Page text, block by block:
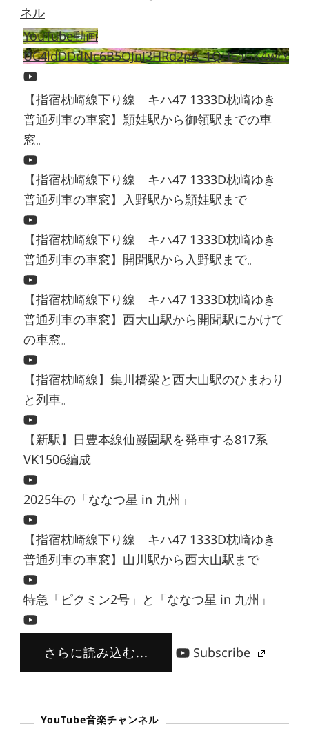
YouTube動画
UC4ldDDdNc6B5OJnJ3HRd2pA_1QHEaGK4wrY
【指宿枕崎線下り線 キハ47 1333D枕崎ゆき
普通列車の車窓】頴娃駅から御領駅までの車
窓。
【指宿枕崎線下り線 キハ47 1333D枕崎ゆき
普通列車の車窓】入野駅から頴娃駅まで
【指宿枕崎線下り線 キハ47 1333D枕崎ゆき
普通列車の車窓】開聞駅から入野駅まで。
【指宿枕崎線下り線 キハ47 1333D枕崎ゆき
普通列車の車窓】西大山駅から開聞駅にかけて
の車窓。
【指宿枕崎線】集川橋梁と西大山駅のひまわり
と列車。
【新駅】日豊本線仙巌園駅を発車する817系
VK1506編成
2025年の「ななつ星 in 九州」
【指宿枕崎線下り線 キハ47 1333D枕崎ゆき
普通列車の車窓】山川駅から西大山駅まで
特急「ピクミン2号」と「ななつ星 in 九州」
さらに読み込む... Subscribe
YouTube音楽チャンネル